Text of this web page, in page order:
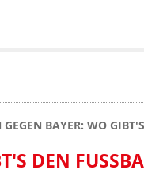
GEGEN BAYER: WO
DEN